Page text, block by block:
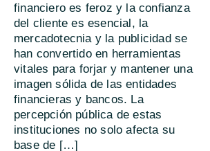
financiero es feroz y la confianza
del cliente es esencial, la
mercadotecnia y la publicidad se
han convertido en herramientas
vitales para forjar y mantener una
imagen sólida de las entidades
financieras y bancos. La
percepción pública de estas
instituciones no solo afecta su
base de […]